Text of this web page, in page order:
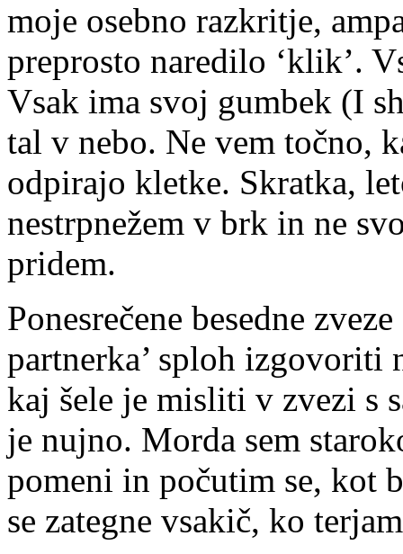
moje osebno razkritje,
preprosto naredilo ‘klik’.
Vsak ima svoj gumbek (I
tal v nebo. Ne vem točno,
odpirajo kletke. Skratka,
nestrpnežem v brk in ne
pridem.
Ponesrečene besedne
partnerka’ sploh izgovoriti
kaj šele je misliti v zvezi s
je nujno. Morda sem
pomeni in počutim se, kot
se zategne vsakič, ko